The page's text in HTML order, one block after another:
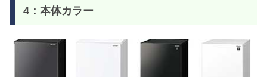
4：本体カラー